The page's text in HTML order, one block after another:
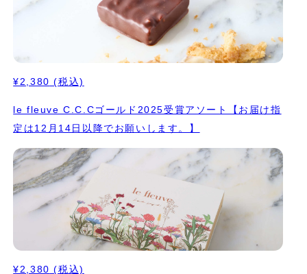
¥2,380 (税込)
le fleuve C.C.Cゴールド2025受賞アソート【お届け指
定は12月14日以降でお願いします。】
¥2,380 (税込)